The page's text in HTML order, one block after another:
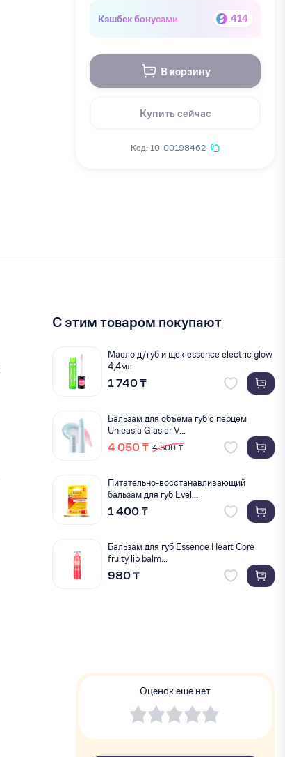
Кэшбек бонусами 414
В корзину
Купить сейчас
Код: 10-00198462
С этим товаром покупают
Масло д/губ и щек essence electric glow
4,4мл
1 740 ₸
Бальзам для объёма губ с перцем
Unleasia Glasier V...
4 050 ₸ 4 500 ₸
Питательно-восстанавливающий
бальзам для губ Evel...
1 400 ₸
Бальзам для губ Essence Heart Core
fruity lip balm...
980 ₸
Оценок еще нет